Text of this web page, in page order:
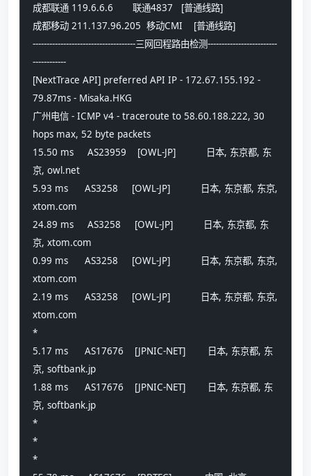
成都联通 119.6.6.6       联通4837   [普通线路]
成都移动 211.137.96.205  移动CMI    [普通线路]
-------------------------------------三网回程路由检测-------------------------
------------
[NextTrace API] preferred API IP - 172.67.155.192 -
79.87ms - Misaka.HKG
广州电信 - ICMP v4 - traceroute to 58.60.188.222, 30
hops max, 52 byte packets
15.50 ms     AS23959    [OWL-JP]           日本, 东京都, 东
京, owl.net
5.93 ms      AS3258     [OWL-JP]           日本, 东京都, 东京,
xtom.com
24.89 ms     AS3258     [OWL-JP]           日本, 东京都, 东
京, xtom.com
0.99 ms      AS3258     [OWL-JP]           日本, 东京都, 东京,
xtom.com
2.19 ms      AS3258     [OWL-JP]           日本, 东京都, 东京,
xtom.com
*
5.17 ms      AS17676    [JPNIC-NET]        日本, 东京都, 东
京, softbank.jp
1.88 ms      AS17676    [JPNIC-NET]        日本, 东京都, 东
京, softbank.jp
*
*
*